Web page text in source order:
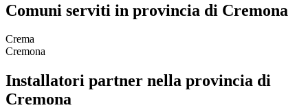
Comuni serviti in provincia di Cremona
Crema
Cremona
Installatori partner nella provincia di
Cremona